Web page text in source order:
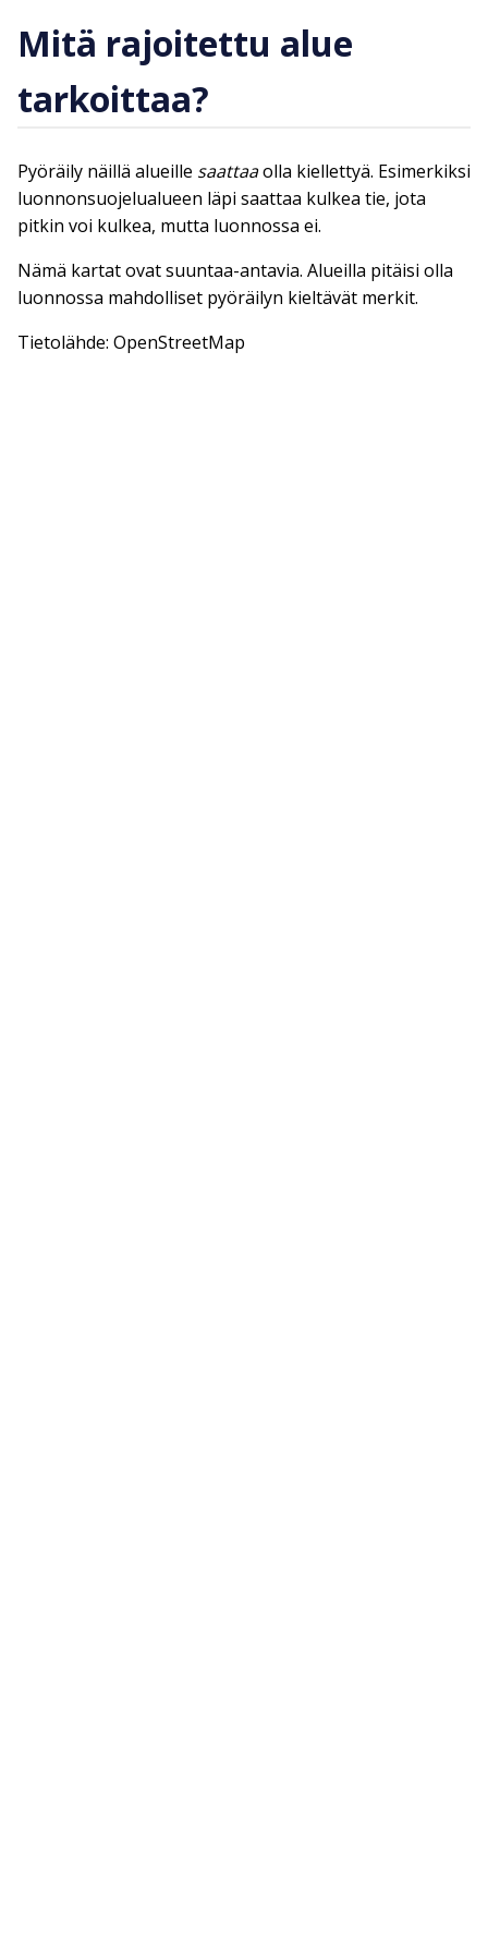
Mitä rajoitettu alue
tarkoittaa?
Pyöräily näillä alueille saattaaolla kiellettyä. Esimerkiksi
luonnonsuojelualueen läpi saattaa kulkea tie, jota
pitkin voi kulkea, mutta luonnossa ei.
Nämä kartat ovat suuntaa-antavia. Alueilla pitäisi olla
luonnossa mahdolliset pyöräilyn kieltävät merkit.
Tietolähde: OpenStreetMap